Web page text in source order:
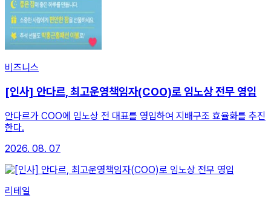
비즈니스
[인사] 안다르, 최고운영책임자(COO)로 임노상 전무 영입
안다르가 COO에 임노상 전 대표를 영입하여 지배구조 효율화를 추진
한다.
2026. 08. 07
리테일